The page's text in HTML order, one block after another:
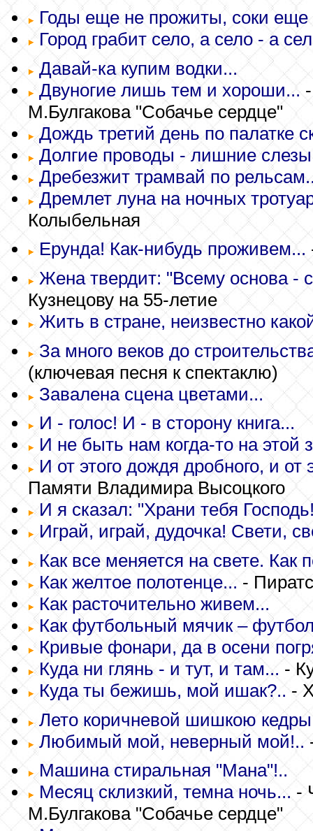
Годы еще не прожиты, соки
Город грабит село, а село - а
Давай-ка купим водки...
Двуногие лишь тем и хороши...
М.Булгакова "Собачье сердце"
Дождь третий день по палатке
Долгие проводы - лишние
Дребезжит трамвай по
Дремлет луна на ночных
Колыбельная
Ерунда! Как-нибудь проживем...
Жена твердит: "Всему основа -
Кузнецову на 55-летие
Жить в стране, неизвестно
За много веков до
(ключевая песня к спектаклю)
Завалена сцена цветами...
И - голос! И - в сторону книга...
И не быть нам когда-то на этой
И от этого дождя дробного, и
Памяти Владимира Высоцкого
И я сказал: "Храни тебя
Играй, играй, дудочка! Свети,
Как все меняется на свете. Как
Как желтое полотенце... -
Как расточительно живем...
Как футбольный мячик –
Кривые фонари, да в осени
Куда ни глянь - и тут, и там... -
Куда ты бежишь, мой ишак?.. -
Лето коричневой шишкою
Любимый мой, неверный мой!..
Машина стиральная "Мана"!..
Месяц склизкий, темна ночь... -
М.Булгакова "Собачье сердце"